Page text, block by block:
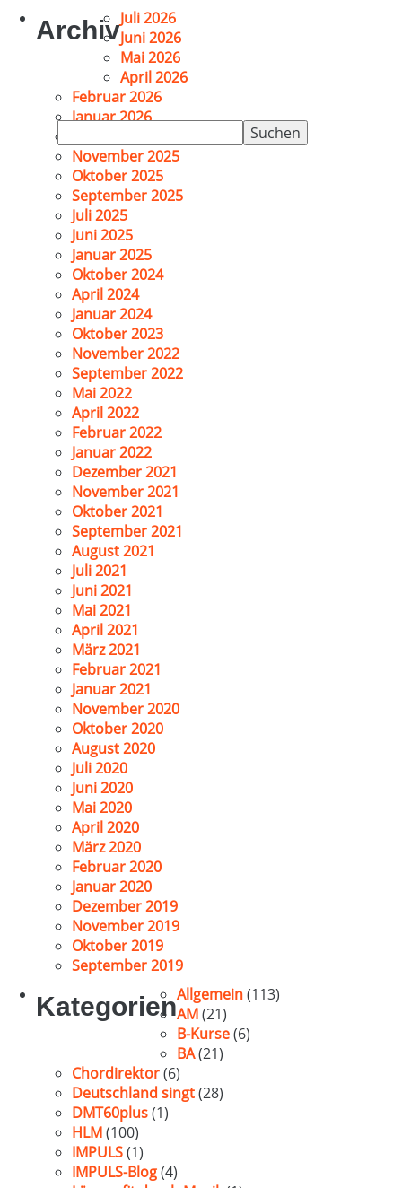
nach:
ArchivJuli 2026
Juni 2026
Mai 2026
April 2026
Februar 2026
Januar 2026
November 2025
Oktober 2025
September 2025
Juli 2025
Juni 2025
Januar 2025
Oktober 2024
April 2024
Januar 2024
Oktober 2023
November 2022
September 2022
Mai 2022
April 2022
Februar 2022
Januar 2022
Dezember 2021
November 2021
Oktober 2021
September 2021
August 2021
Juli 2021
Juni 2021
Mai 2021
April 2021
März 2021
Februar 2021
Januar 2021
November 2020
Oktober 2020
August 2020
Juli 2020
Juni 2020
Mai 2020
April 2020
März 2020
Februar 2020
Januar 2020
Dezember 2019
November 2019
Oktober 2019
September 2019
KategorienAllgemein(113)
AM(21)
B-Kurse(6)
BA(21)
Chordirektor(6)
Deutschland singt(28)
DMT60plus(1)
HLM(100)
IMPULS(1)
IMPULS-Blog(4)